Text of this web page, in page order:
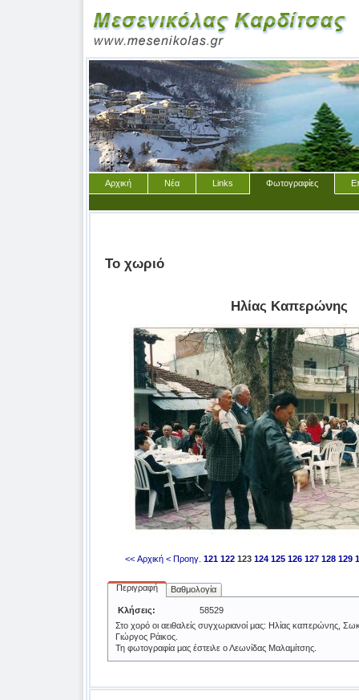
Αρχική Νέα Links Φωτογραφίες
Το χωριό
Ηλίας Καπερώνης
<< Αρχική < Προηγ. 121 122 123 124 125 126 127 128 129
Περιγραφή Βαθμολογία
Κλήσεις:
58529
Στο χορό οι αειθαλείς συγχωριανοί μας: Ηλίας καπερώνης,
Γιώργος Ράικος.
Τη φωτογραφία μας έστειλε ο Λεωνίδας Μαλαμίτσης.